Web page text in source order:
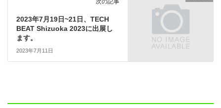
次の記事
2023年7月19日~21日、TECH
BEAT Shizuoka 2023に出展し
ます。
2023年7月11日